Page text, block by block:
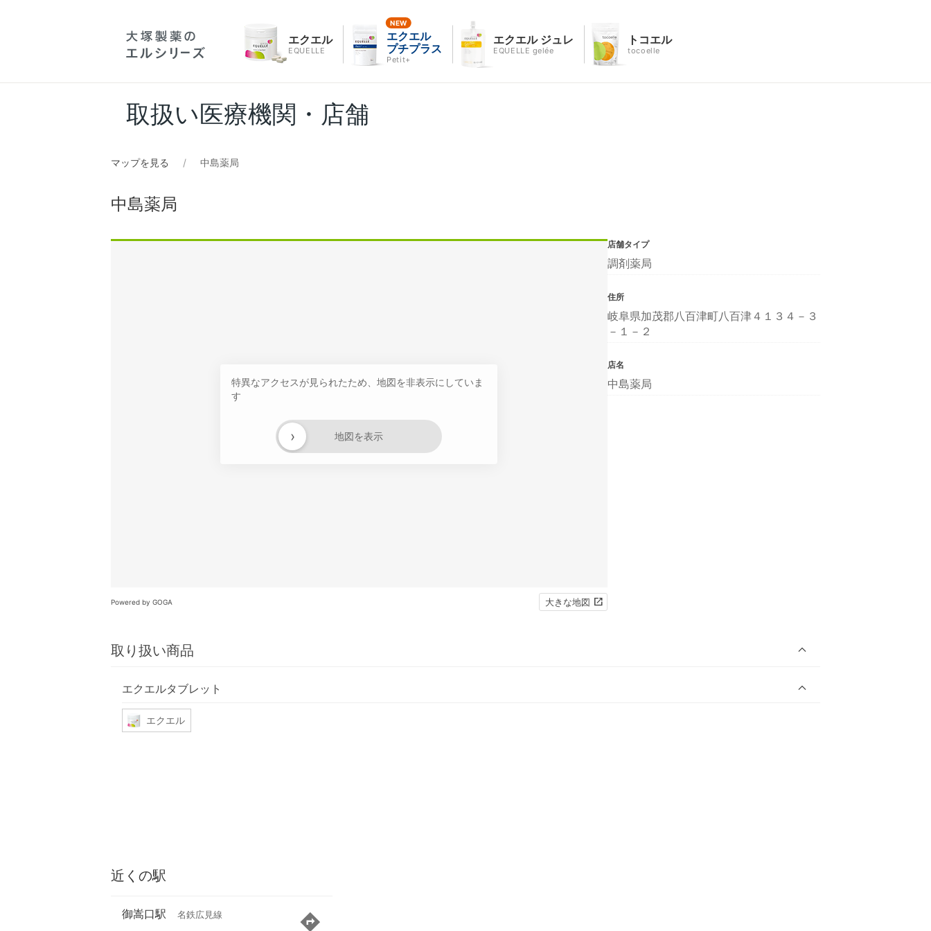
エクエル
EQUELLE
エクエル
プチプラス
Petit+
エクエル ジュレ
EQUELLE gelée
トコエル
tocoelle
取扱い医療機関・店舗
マップを見る 中島薬局
中島薬局
特異なアクセスが見られたため、地図を非表示にしていま
す
地図を表示
›
Powered by GOGA 大きな地図
取り扱い商品
エクエルタブレット
エクエル
店舗タイプ
調剤薬局
住所
岐阜県加茂郡八百津町八百津４１３４－３
－１－２
店名
中島薬局
近くの駅
御嵩口駅 名鉄広見線